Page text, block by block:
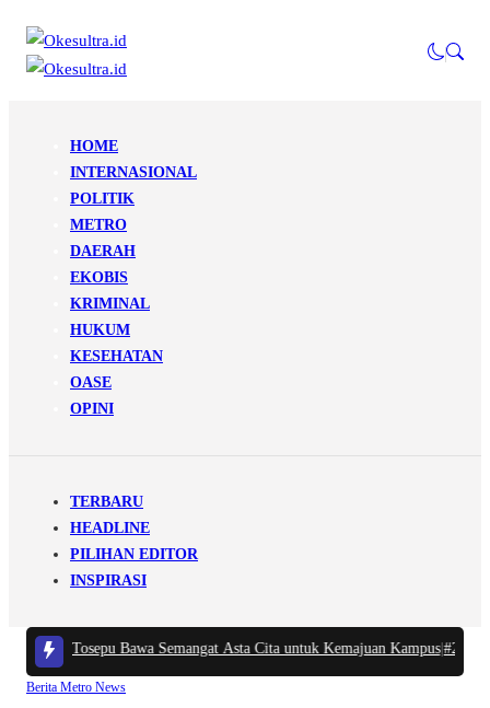
HOME
INTERNASIONAL
POLITIK
METRO
DAERAH
EKOBIS
KRIMINAL
HUKUM
KESEHATAN
OASE
OPINI
TERBARU
HEADLINE
PILIHAN EDITOR
INSPIRASI
Tosepu Bawa Semangat Asta Cita untuk Kemajuan Kampus|#2 -
Berita Metro News